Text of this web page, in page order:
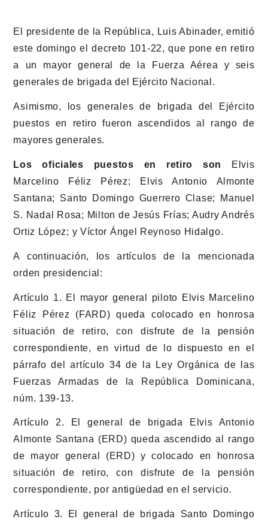
El presidente de la República, Luis Abinader, emitió
este domingo el decreto 101-22, que pone en retiro
a un mayor general de la Fuerza Aérea y seis
generales de brigada del Ejército Nacional.
Asimismo, los generales de brigada del Ejército
puestos en retiro fueron ascendidos al rango de
mayores generales.
Los oficiales puestos en retiro son
Elvis
Marcelino Féliz Pérez; Elvis Antonio Almonte
Santana; Santo Domingo Guerrero Clase; Manuel
S. Nadal Rosa; Milton de Jesús Frías; Audry Andrés
Ortiz López; y Víctor Ángel Reynoso Hidalgo.
A continuación, los artículos de la mencionada
orden presidencial:
Artículo 1. El mayor general piloto Elvis Marcelino
Féliz Pérez (FARD) queda colocado en honrosa
situación de retiro, con disfrute de la pensión
correspondiente, en virtud de lo dispuesto en el
párrafo del artículo 34 de la Ley Orgánica de las
Fuerzas Armadas de la República Dominicana,
núm. 139-13.
Artículo 2. El general de brigada Elvis Antonio
Almonte Santana (ERD) queda ascendido al rango
de mayor general (ERD) y colocado en honrosa
situación de retiro, con disfrute de la pensión
correspondiente, por antigüedad en el servicio.
Artículo 3. El general de brigada Santo Domingo